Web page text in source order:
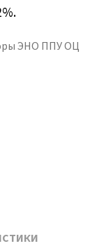
ЭНО ППУ ОЦ